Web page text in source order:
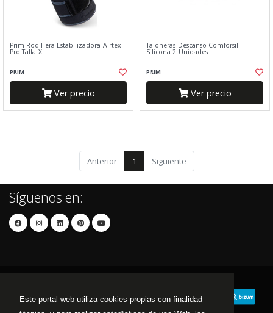
Este portal web utiliza cookies propias con finalidad
Prim Rodillera Estabilizadora Airtex
Pro Talla Xl
PRIM
Ver precio
Taloneras Descanso Comforsil
Silicona 2 Unidades
PRIM
Ver precio
Anterior 1 Siguiente
Síguenos en: